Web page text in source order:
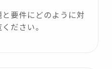
要件にどのように対
ださい。